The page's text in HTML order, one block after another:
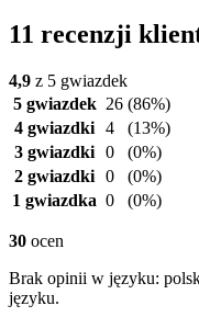
11 recenzji
4,9 z 5 gwiazdek
5 gwiazdek 26 (86%)
4 gwiazdki 4
(13%)
3 gwiazdki 0
(0%)
2 gwiazdki 0
(0%)
1 gwiazdka 0 (0%)
30 ocen
Brak opinii w języku:
języku.